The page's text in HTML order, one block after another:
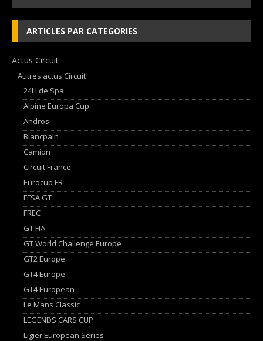
ARTICLES PAR CATEGORIES
Actus Circuit
Autres actus Circuit
24H de Spa
Alpine Europa Cup
Andros
Blancpain
Camion
Circuit France
Eurocup FR
FFSA GT
FREC
GT FIA
GT World Challenge Europe
GT2 Europe
GT4 Europe
GT4 European
Le Mans Classic
LEGENDS CARS CUP
Ligier European Series